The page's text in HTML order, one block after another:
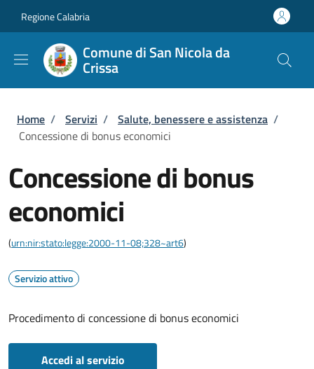
Regione Calabria
Comune di San Nicola da
Crissa
Briciole di pane
Home / Servizi / Salute, benessere e assistenza /
Concessione di bonus economici
Concessione di bonus
economici
(urn:nir:stato:legge:2000-11-08;328~art6)
Servizio attivo
Procedimento di concessione di bonus economici
Accedi al servizio